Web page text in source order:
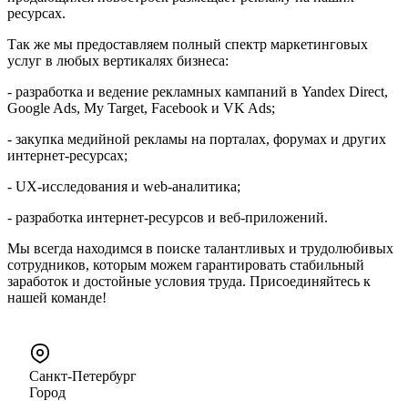
ресурсах.
Так же мы предоставляем полный спектр маркетинговых
услуг в любых вертикалях бизнеса:
- разработка и ведение рекламных кампаний в Yandex Direct,
Google Ads, My Target, Facebook и VK Ads;
- закупка медийной рекламы на порталах, форумах и других
интернет-ресурсах;
- UX-исследования и web-аналитика;
- разработка интернет-ресурсов и веб-приложений.
Мы всегда находимся в поиске талантливых и трудолюбивых
сотрудников, которым можем гарантировать стабильный
заработок и достойные условия труда. Присоединяйтесь к
нашей команде!
Санкт-Петербург
Город